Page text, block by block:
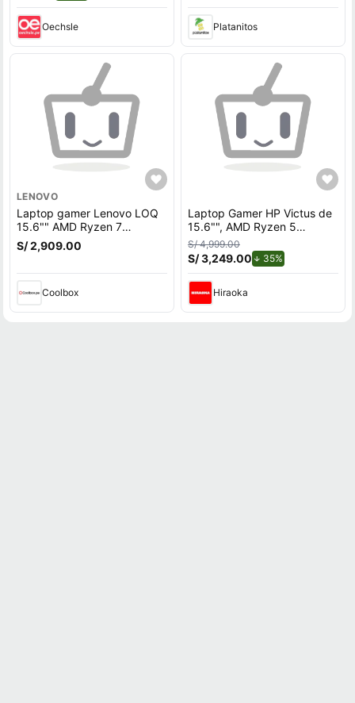
Oechsle Platanitos
LENOVO
Laptop gamer Lenovo LOQ
15.6"" AMD Ryzen 7
7840HS, 512GB SSD, 16GB
RAM, RTX 4050 6GB, Win11
S/ 2,909.00
Coolbox
Laptop Gamer HP Victus de
15.6"", AMD Ryzen 5
7535HS, NVIDIA GeForce
RTX 3050, 12GB RAM, disco
sólido de 512GB, modelo 15-
fb3058la
S/ 4,999.00
S/ 3,249.00 35%de descuento.
Hiraoka